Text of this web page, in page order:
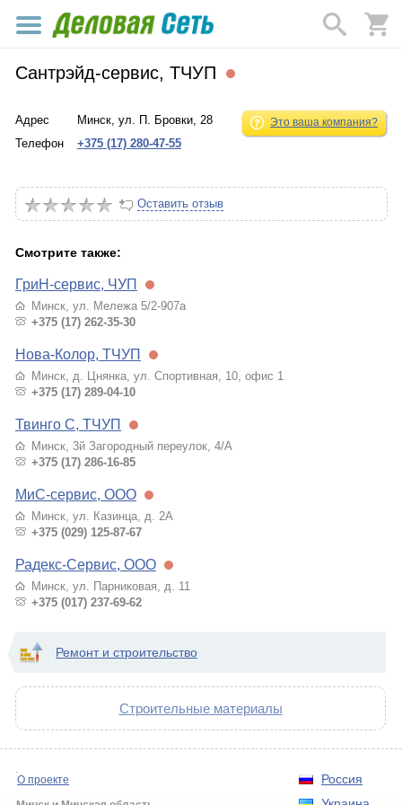
Сантрэйд-сервис, ТЧУП
Это ваша компания?
Адрес
Минск, ул. П. Бровки, 28
Телефон
+375 (17) 280-47-55
Оставить отзыв
Смотрите также:
ГриН-сервис, ЧУП
Минск, ул. Мележа 5/2-907а
+375 (17) 262-35-30
Нова-Колор, ТЧУП
Минск, д. Цнянка, ул. Спортивная, 10, офис 1
+375 (17) 289-04-10
Твинго С, ТЧУП
Минск, 3й Загородный переулок, 4/А
+375 (17) 286-16-85
МиС-сервис, ООО
Минск, ул. Казинца, д. 2А
+375 (029) 125-87-67
Радекс-Сервис, ООО
Минск, ул. Парниковая, д. 11
+375 (017) 237-69-62
Ремонт и строительство
Строительные материалы
Россия
О проекте